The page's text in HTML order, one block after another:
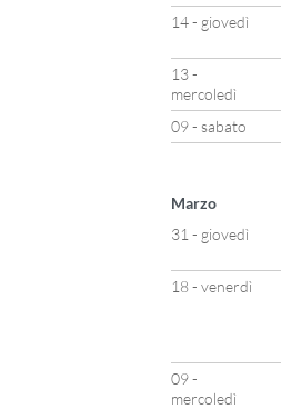
14 - giovedì
13 -
mercoledì
09 - sabato
Marzo
31 - giovedì
18 - venerdì
09 -
mercoledì